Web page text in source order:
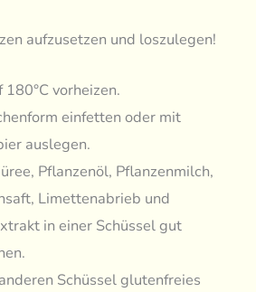
aufzusetzen und loszulegen!
180°C vorheizen.
einfetten oder mit
auslegen.
Pflanzenöl, Pflanzenmilch,
Limettenabrieb und
in einer Schüssel gut
Schüssel glutenfreies